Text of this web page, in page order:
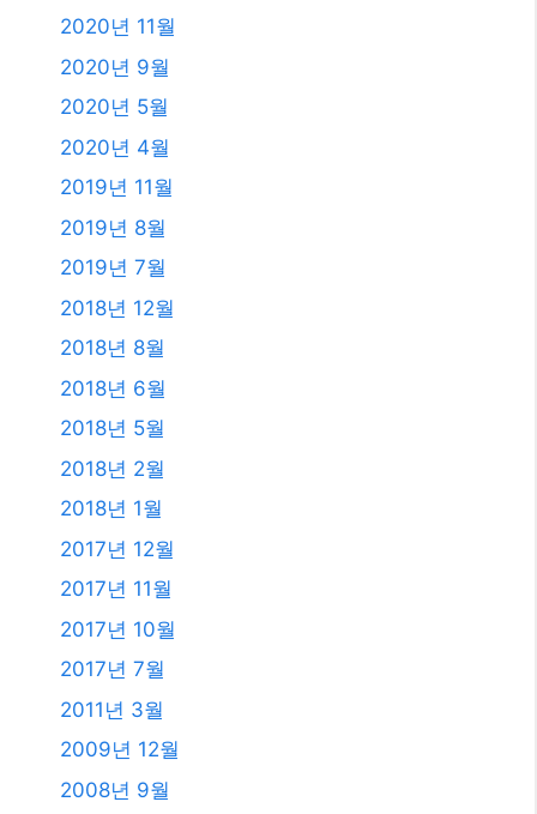
2020년 11월
2020년 9월
2020년 5월
2020년 4월
2019년 11월
2019년 8월
2019년 7월
2018년 12월
2018년 8월
2018년 6월
2018년 5월
2018년 2월
2018년 1월
2017년 12월
2017년 11월
2017년 10월
2017년 7월
2011년 3월
2009년 12월
2008년 9월